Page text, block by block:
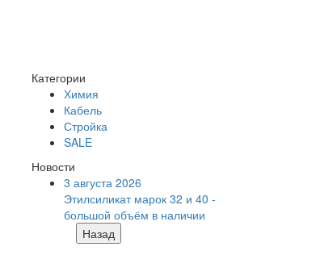
Категории
Химия
Кабель
Стройка
SALE
Новости
3 августа 2026
Этилсиликат марок 32 и 40 -
большой объём в наличии
Назад